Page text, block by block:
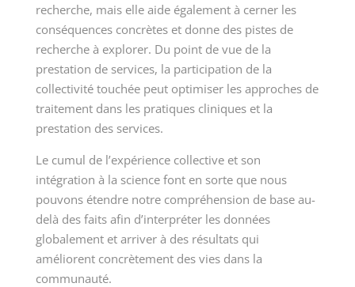
recherche, mais elle aide également à cerner les
conséquences concrètes et donne des pistes de
recherche à explorer. Du point de vue de la
prestation de services, la participation de la
collectivité touchée peut optimiser les approches de
traitement dans les pratiques cliniques et la
prestation des services.
Le cumul de l’expérience collective et son
intégration à la science font en sorte que nous
pouvons étendre notre compréhension de base au-
delà des faits afin d’interpréter les données
globalement et arriver à des résultats qui
améliorent concrètement des vies dans la
communauté.